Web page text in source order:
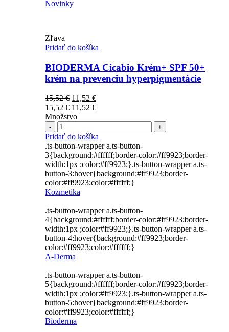
Novinky
Zľava
Pridať do košíka
BIODERMA Cicabio Krém+ SPF 50+
krém na prevenciu hyperpigmentácie
15,52€ Pôvodná
cena
bola:
11,52 €Aktuálna
cena
15,52€ Pôvodná
cena
15,52 €.
11,52 €Aktuálna
11,52 €.
Množstvo
Počet
Pridať do košíka
.ts-button-wrapper a.ts-button-
3{background:#ffffff;border-color:#ff9923;border-
width:1px ;color:#ff9923;}.ts-button-wrapper a.ts-
button-3:hover{background:#ff9923;border-
color:#ff9923;color:#ffffff;}
Kozmetika
.ts-button-wrapper a.ts-button-
4{background:#ffffff;border-color:#ff9923;border-
width:1px ;color:#ff9923;}.ts-button-wrapper a.ts-
button-4:hover{background:#ff9923;border-
color:#ff9923;color:#ffffff;}
A-Derma
.ts-button-wrapper a.ts-button-
5{background:#ffffff;border-color:#ff9923;border-
width:1px ;color:#ff9923;}.ts-button-wrapper a.ts-
button-5:hover{background:#ff9923;border-
color:#ff9923;color:#ffffff;}
Bioderma